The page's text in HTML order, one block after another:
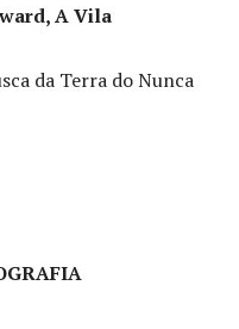
A Vila
da Terra do Nunca